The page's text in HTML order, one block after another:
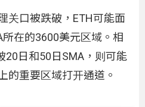
关口被跌破，ETH可能面
在的3600美元区域。相
20日和50日SMA，则可能
的重要区域打开通道。